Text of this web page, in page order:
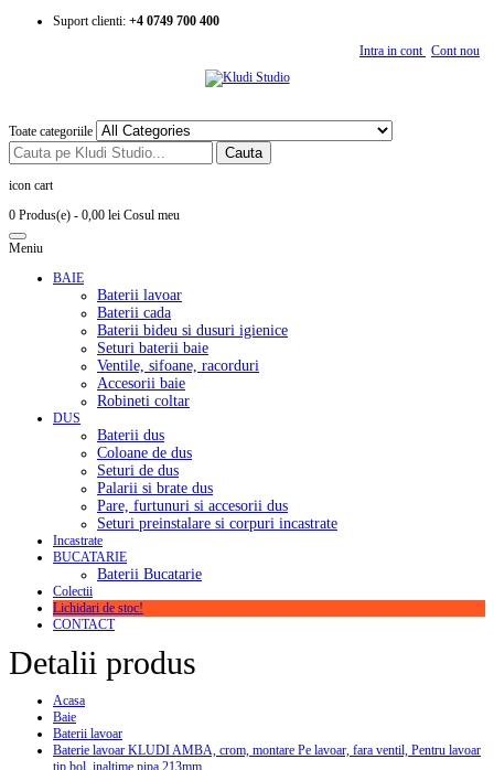
Suport clienti: +4 0749 700 400
Intra in cont Cont nou
Toate categoriile
Cauta
icon cart
0 Produs(e) - 0,00 lei Cosul meu
Meniu
BAIE
Baterii lavoar
Baterii cada
Baterii bideu si dusuri igienice
Seturi baterii baie
Ventile, sifoane, racorduri
Accesorii baie
Robineti coltar
DUS
Baterii dus
Coloane de dus
Seturi de dus
Palarii si brate dus
Pare, furtunuri si accesorii dus
Seturi preinstalare si corpuri incastrate
Incastrate
BUCATARIE
Baterii Bucatarie
Colectii
Lichidari de stoc!
CONTACT
Detalii produs
Acasa
Baie
Baterii lavoar
Baterie lavoar KLUDI AMBA, crom, montare Pe lavoar, fara ventil, Pentru lavoar
tip bol, inaltime pipa 213mm